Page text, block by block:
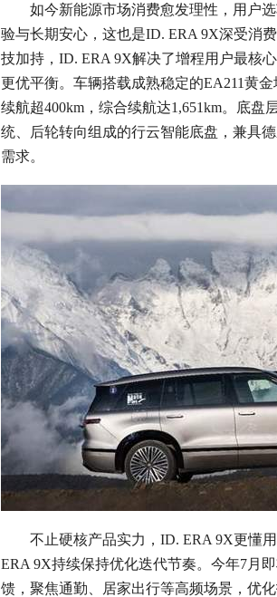
如今新能源市场消费愈发理性，用户
验与长期安心，这也是ID. ERA 9X深受消
技加持，ID. ERA 9X解决了增程用户最核
更优平衡。车辆搭载成熟稳定的EA211黄
续航超400km，综合续航达1,651km。底
统、后轮转向组成的行云智能底盘，兼具
需求。
不止硬核产品实力，ID. ERA 9X更懂
ERA 9X持续保持优化迭代节奏。今年7月
馈，聚焦通勤、居家出行等高频场景，优